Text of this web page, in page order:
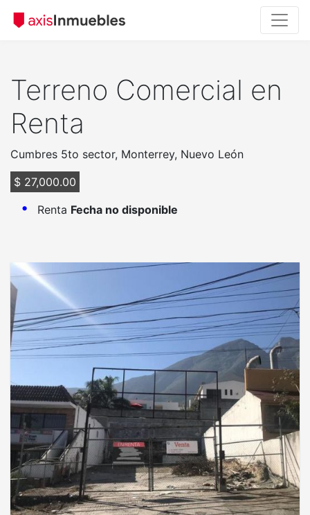
Terreno Comercial en
Renta
Cumbres 5to sector, Monterrey, Nuevo León
$ 27,000.00
Renta Fecha no disponible